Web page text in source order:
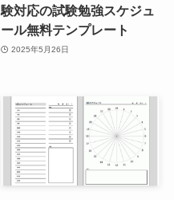
験対応の試験勉強スケジュ
ール無料テンプレート
2025年5月26日